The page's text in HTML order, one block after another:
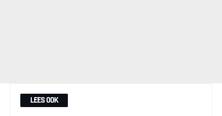
LEES OOK